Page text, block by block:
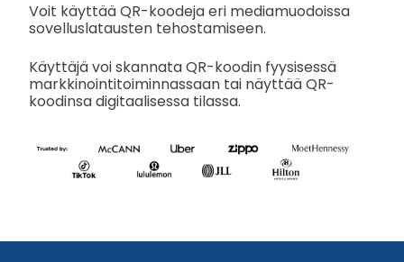
Voit käyttää QR-koodeja eri mediamuodoissa
sovelluslatausten tehostamiseen.
Käyttäjä voi skannata QR-koodin fyysisessä
markkinointitoiminnassaan tai näyttää QR-
koodinsa digitaalisessa tilassa.